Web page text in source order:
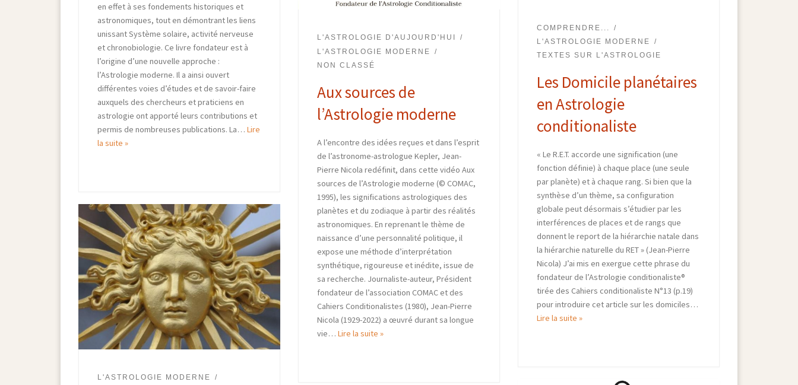
en effet à ses fondements historiques et
astronomiques, tout en démontrant les liens
unissant Système solaire, activité nerveuse
et chronobiologie. Ce livre fondateur est à
l’origine d’une nouvelle approche :
l’Astrologie moderne. Il a ainsi ouvert
différentes voies d’études et de savoir-faire
auxquels des chercheurs et praticiens en
astrologie ont apporté leurs contributions et
permis de nombreuses publications. La… Lire
la suite »
L'ASTROLOGIE D'AUJOURD'HUI
L'ASTROLOGIE MODERNE
NON CLASSÉ
Aux sources de
l’Astrologie moderne
A l’encontre des idées reçues et dans l’esprit
de l’astronome-astrologue Kepler, Jean-
Pierre Nicola redéfinit, dans cette vidéo Aux
sources de l’Astrologie moderne (© COMAC,
1995), les significations astrologiques des
planètes et du zodiaque à partir des réalités
astronomiques. En reprenant le thème de
naissance d’une personnalité politique, il
expose une méthode d’interprétation
synthétique, rigoureuse et inédite, issue de
sa recherche. Journaliste-auteur, Président
fondateur de l’association COMAC et des
Cahiers Conditionalistes (1980), Jean-Pierre
Nicola (1929-2022) a œuvré durant sa longue
vie… Lire la suite »
COMPRENDRE...
L'ASTROLOGIE MODERNE
TEXTES SUR L'ASTROLOGIE
Les Domicile planétaires
en Astrologie
conditionaliste
« Le R.E.T. accorde une signification (une
fonction définie) à chaque place (une seule
par planète) et à chaque rang. Si bien que la
synthèse d’un thème, sa configuration
globale peut désormais s’étudier par les
interférences de places et de rangs que
donnent le report de la hiérarchie natale dans
la hiérarchie naturelle du RET » (Jean-Pierre
Nicola) J’ai mis en exergue cette phrase du
fondateur de l’Astrologie conditionaliste®
tirée des Cahiers conditionaliste N°13 (p.19)
pour introduire cet article sur les domiciles…
Lire la suite »
L'ASTROLOGIE MODERNE